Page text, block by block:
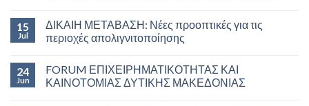
15
Jul
ΔΙΚΑΙΗ ΜΕΤΑΒΑΣΗ: Νέες προοπτικές για τις
περιοχές απολιγνιτοποίησης
24
Jun
FORUM ΕΠΙΧΕΙΡΗΜΑΤΙΚΟΤΗΤΑΣ ΚΑΙ
ΚΑΙΝΟΤΟΜΙΑΣ ΔΥΤΙΚΗΣ ΜΑΚΕΔΟΝΙΑΣ